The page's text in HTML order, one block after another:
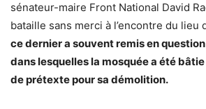
sénateur-maire Front National David
bataille sans merci à l’encontre du lieu
ce dernier a souvent remis en
dans lesquelles la mosquée a été bâtie
de prétexte pour sa démolition.